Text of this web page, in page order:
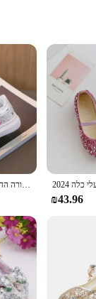
pair features a
the rigors of
Whether your child is
parties or as a
and cheerful
נעלי ספורט ילדים בנות קריקטורה הדפסה ילדים ורוד גודל 21-30
₪43.96